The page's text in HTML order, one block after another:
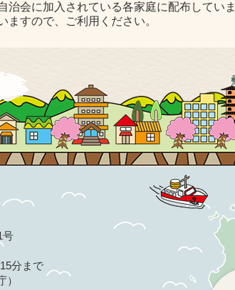
治会に加入されている各家庭に配布してい
すので、ご利用ください。
号
分まで